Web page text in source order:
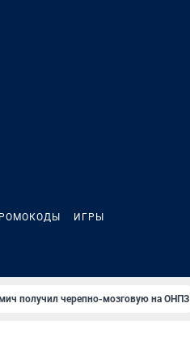
ИГРЫ
получил черепно-мозговую на ОНПЗ